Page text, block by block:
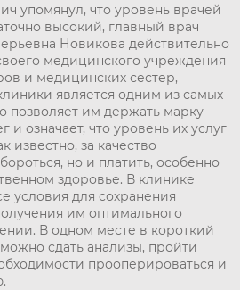
упомянул, что уровень врачей
высокий, главный врач
Новикова действительно
медицинского учреждения
и медицинских сестер,
является одним из самых
позволяет им держать марку
и означает, что уровень их услуг
известно, за качество
но и платить, особенно
здоровье. В клинике
условия для сохранения
им оптимального
В одном месте в короткий
сдать анализы, пройти
прооперироваться и